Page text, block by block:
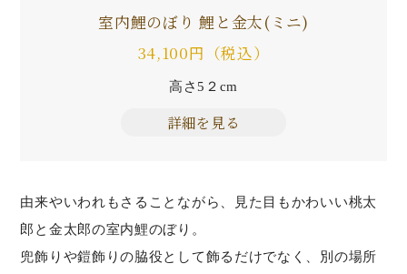
室内鯉のぼり 鯉と金太(ミニ)
34,100円（税込）
高さ5２cm
詳細を見る
由来やいわれもさることながら、見た目もかわいい桃太
郎と金太郎の室内鯉のぼり。
兜飾りや鎧飾りの脇役として飾るだけでなく、別の場所